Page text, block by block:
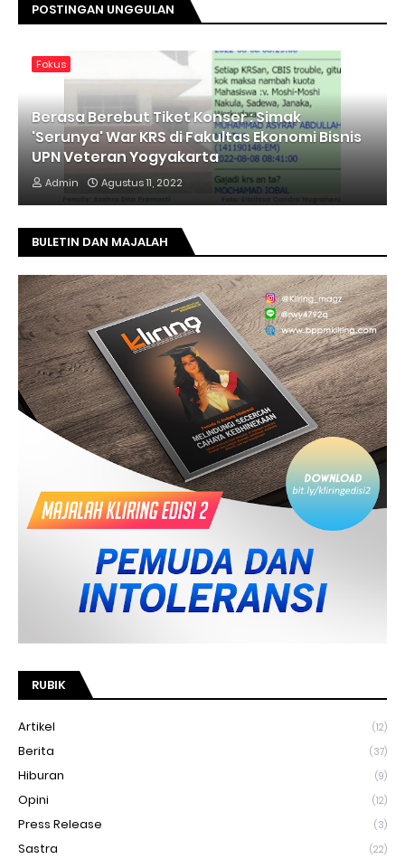
POSTINGAN UNGGULAN
Fokus
Berasa Berebut Tiket Konser : Simak
'Serunya' War KRS di Fakultas Ekonomi Bisnis
UPN Veteran Yogyakarta
Admin Agustus 11, 2022
BULETIN DAN MAJALAH
RUBIK
Artikel (12)
Berita (37)
Hiburan (9)
Opini (12)
Press Release (3)
Sastra (22)